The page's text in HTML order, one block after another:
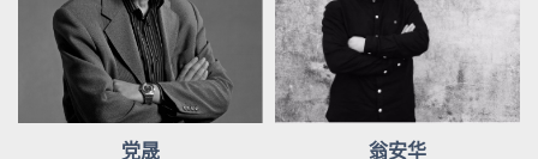
党晟 翁安华